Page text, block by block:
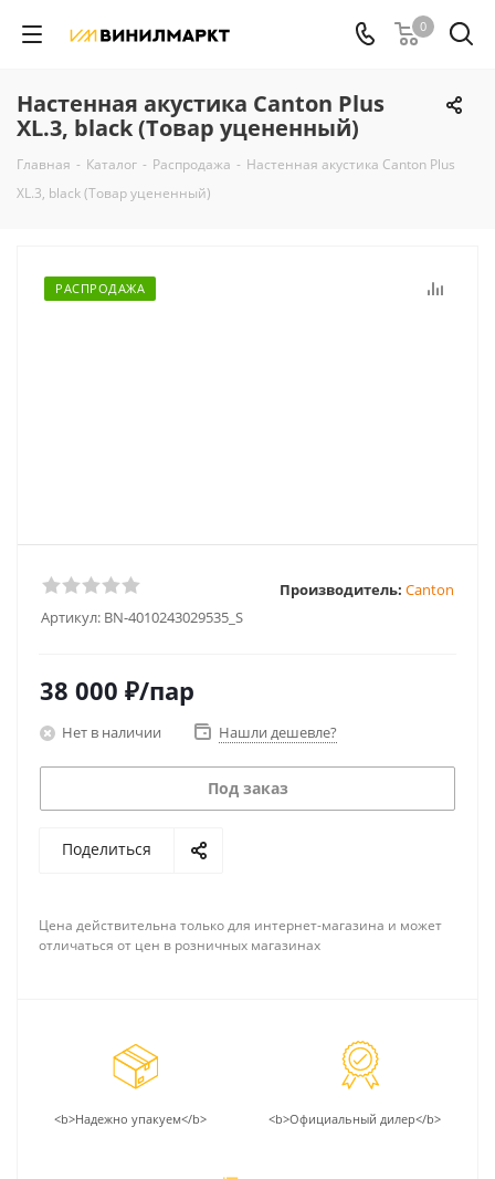
0
Настенная акустика Canton Plus
XL.3, black (Товар уцененный)
Главная - Каталог - Распродажа - Настенная акустика Canton Plus
XL.3, black (Товар уцененный)
РАСПРОДАЖА
Артикул: BN-4010243029535_S
Производитель: Canton
38 000 ₽/пар
Нет в наличии Нашли дешевле?
Под заказ
Поделиться
Цена действительна только для интернет-магазина и может
отличаться от цен в розничных магазинах
<b>Надежно упакуем</b> <b>Официальный дилер</b>